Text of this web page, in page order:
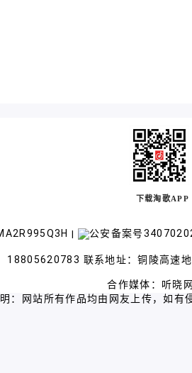
下载淘歌APP
| 公安备案号
18805620783 联系地址：铜陵高速
合作媒体： 听晓
：网站所有作品均由网友上传，如有